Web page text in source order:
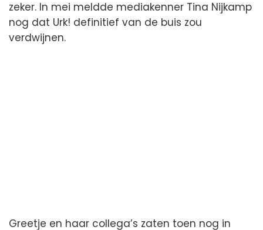
zeker. In mei meldde mediakenner Tina Nijkamp
nog dat Urk! definitief van de buis zou
verdwijnen.
Greetje en haar collega’s zaten toen nog in